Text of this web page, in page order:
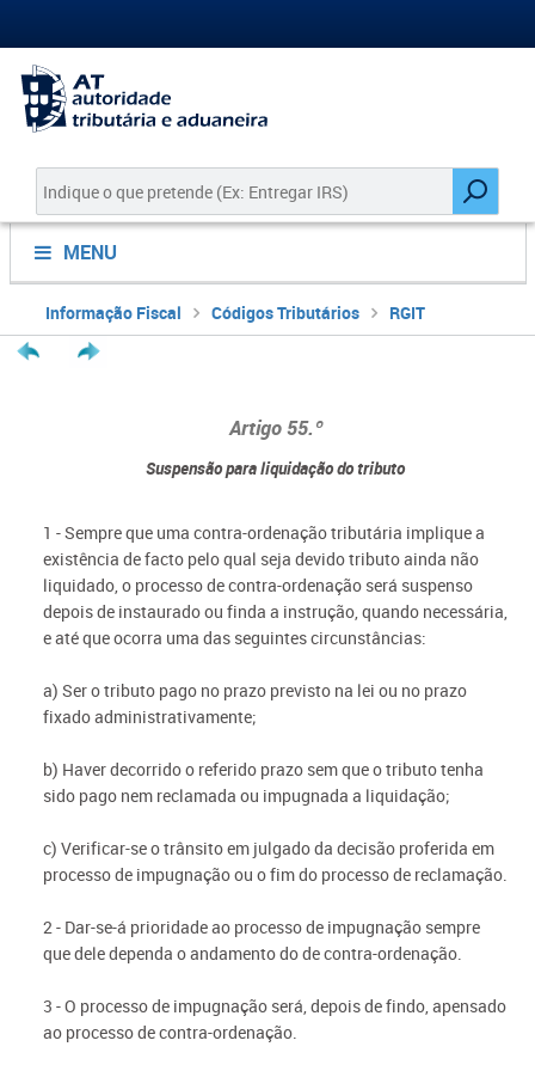
MENU
Informação Fiscal Códigos Tributários RGIT
Artigo 55.º
Suspensão para liquidação do tributo
1 - Sempre que uma contra-ordenação tributária implique a
existência de facto pelo qual seja devido tributo ainda não
liquidado, o processo de contra-ordenação será suspenso
depois de instaurado ou finda a instrução, quando necessária,
e até que ocorra uma das seguintes circunstâncias:
a) Ser o tributo pago no prazo previsto na lei ou no prazo
fixado administrativamente;
b) Haver decorrido o referido prazo sem que o tributo tenha
sido pago nem reclamada ou impugnada a liquidação;
c) Verificar-se o trânsito em julgado da decisão proferida em
processo de impugnação ou o fim do processo de reclamação.
2 - Dar-se-á prioridade ao processo de impugnação sempre
que dele dependa o andamento do de contra-ordenação.
3 - O processo de impugnação será, depois de findo, apensado
ao processo de contra-ordenação.